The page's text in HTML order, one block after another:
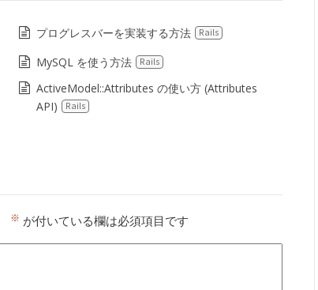
プログレスバーを実装する方法 Rails
MySQL を使う方法 Rails
ActiveModel::Attributes の使い方 (Attributes
API)
Rails
※ が付いている欄は必須項目です